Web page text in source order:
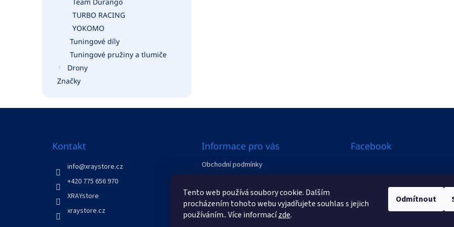
Tento web používá soubory cookie. Dalším
procházením tohoto webu vyjadřujete souhlas s jejich
používáním.. Více informacízde.
Odmítnout
TURBO RACING
YOKOMO
Tuningové díly
Tuningové pružiny a tlumiče
Drony
Značky
Kontakt
info@xraystore.cz
+420 775 656 970
XRAYstore
xraystore.cz
Informace pro vás
Obchodní podmínky
Odstoupení od smlouvy
Kontakty
Facebook